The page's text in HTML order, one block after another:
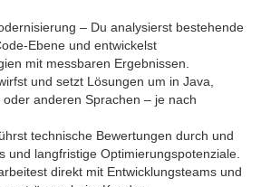
– Du analysierst bestehende
Ebene und entwickelst
mit messbaren Ergebnissen.
und setzt Lösungen um in Java,
anderen Sprachen – je nach
technische Bewertungen durch und
und langfristige Optimierungspotenziale.
direkt mit Entwicklungsteams und